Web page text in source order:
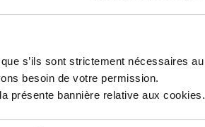
s’ils sont strictement nécessaires au
besoin de votre permission.
présente bannière relative aux cookies.